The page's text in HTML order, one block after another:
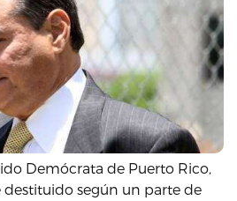
Demócrata de Puerto Rico,
destituido según un parte de